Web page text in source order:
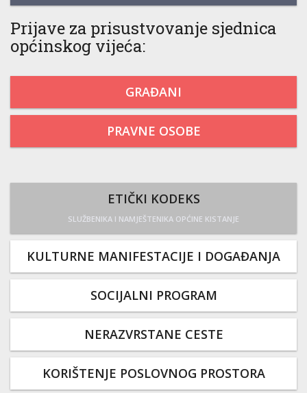
Prijave za prisustvovanje sjednica
općinskog vijeća:
GRAĐANI
PRAVNE OSOBE
ETIČKI KODEKS
SLUŽBENIKA I NAMJEŠTENIKA OPĆINE KISTANJE
KULTURNE MANIFESTACIJE I DOGAĐANJA
SOCIJALNI PROGRAM
NERAZVRSTANE CESTE
KORIŠTENJE POSLOVNOG PROSTORA